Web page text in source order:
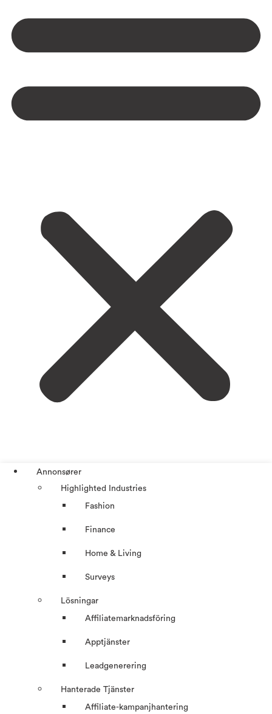
Annonsører
Highlighted Industries
Fashion
Finance
Home & Living
Surveys
Lösningar
Affiliatemarknadsföring
Apptjänster
Leadgenerering
Hanterade Tjänster
Affiliate-kampanjhantering